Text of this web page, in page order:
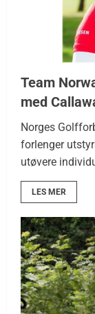
Team
med
Norges
forlenger
utøvere
LES MER